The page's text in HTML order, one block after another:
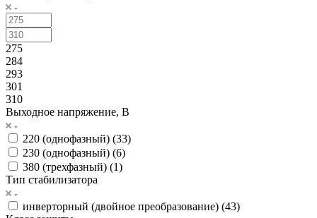
275
284
293
301
310
Выходное напряжение, В
220 (однофазный) (33)
230 (однофазный) (6)
380 (трехфазный) (1)
Тип стабилизатора
инверторный (двойное преобразование) (43)